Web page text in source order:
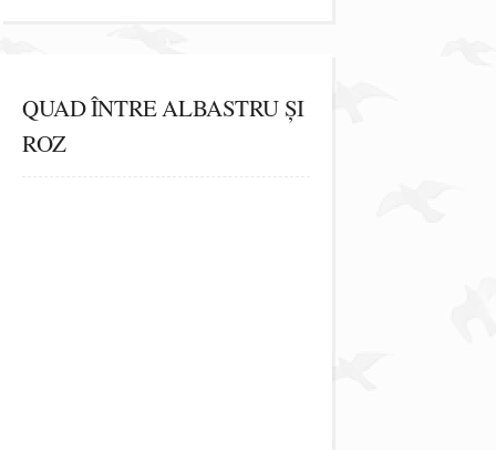
QUAD ÎNTRE ALBASTRU ȘI
ROZ